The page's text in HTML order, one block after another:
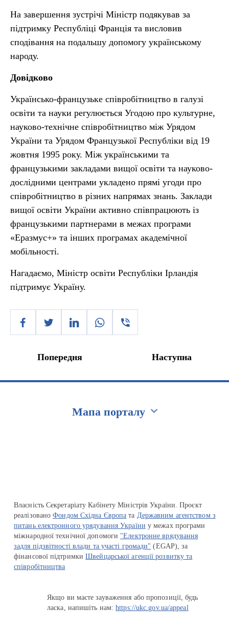
На завершення зустрічі Міністр подякував за
підтримку Республіці Франція та висловив
сподівання на подальшу допомогу українському
народу.
Довідково
Українсько-французьке співробітництво в галузі
освіти та науки регулюється Угодою про культурне,
науково-технічне співробітництво між Урядом
України та Урядом Французької Республіки від 19
жовтня 1995 року. Між українськими та
французькими закладами вищої освіти та науково-
дослідними центрами укладено прямі угоди про
співробітництво в різних напрямах знань. Заклади
вищої освіти України активно співпрацюють із
французькими партнерами в межах програми
«Еразмус+» та інших програмах академічної
мобільності.
Нагадаємо, Міністр освіти Республіки Ірландія
підтримує Україну.
Попередня Наступна
Мапа порталу
Власність Секретаріату Кабінету Міністрів України. Проєкт
реалізованоФондом Східна Європа та Державним агентством з
питань електронного урядування України у межах програми
міжнародної технічної допомоги "Електронне врядування
задля підзвітності влади та участі громади" (EGAP), за
фінансової підтримкиШвейцарської агенції розвитку та
співробітництва
Якщо ви маєте зауваження або пропозиції, будь
ласка, напишіть нам:https://ukc.gov.ua/appeal